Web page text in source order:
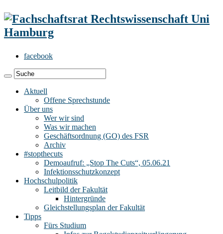
facebook
Aktuell
Offene Sprechstunde
Über uns
Wer wir sind
Was wir machen
Geschäftsordnung (GO) des FSR
Archiv
#stopthecuts
Demoaufruf: „Stop The Cuts“, 05.06.21
Infektionsschutzkonzept
Hochschulpolitik
Leitbild der Fakultät
Hintergründe
Gleichstellungsplan der Fakultät
Tipps
Fürs Studium